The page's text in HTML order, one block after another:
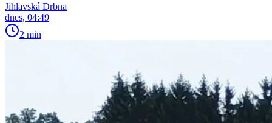
Jihlavská Drbna
dnes, 04:49
2 min